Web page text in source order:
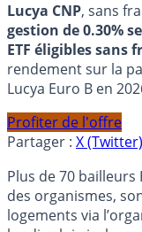
Lucya CNP, sans
gestion de 0.30%
ETF éligibles sans
rendement sur la
Lucya Euro B en
Profiter de l'offre
Partager : X (Twitter)
Plus de 70 bailleurs
des organismes,
logements via